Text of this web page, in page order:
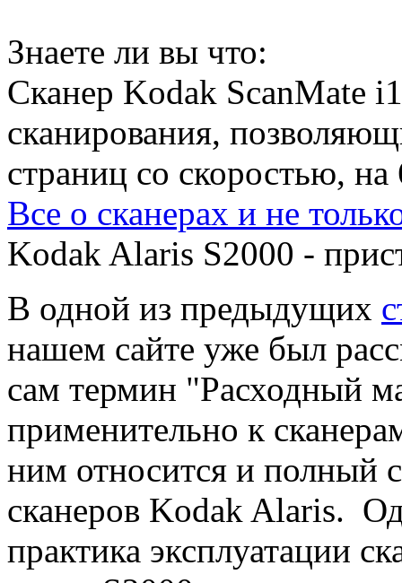
Знаете ли вы что:
Сканер Kodak ScanMate
сканирования,
страниц со скоростью,
Все о сканерах и не
Kodak Alaris S2000 -
В одной из предыдущих
нашем сайте уже был
сам термин "Расходный
применительно к
ним относится и полный
сканеров Kodak Alaris.
практика эксплуатации